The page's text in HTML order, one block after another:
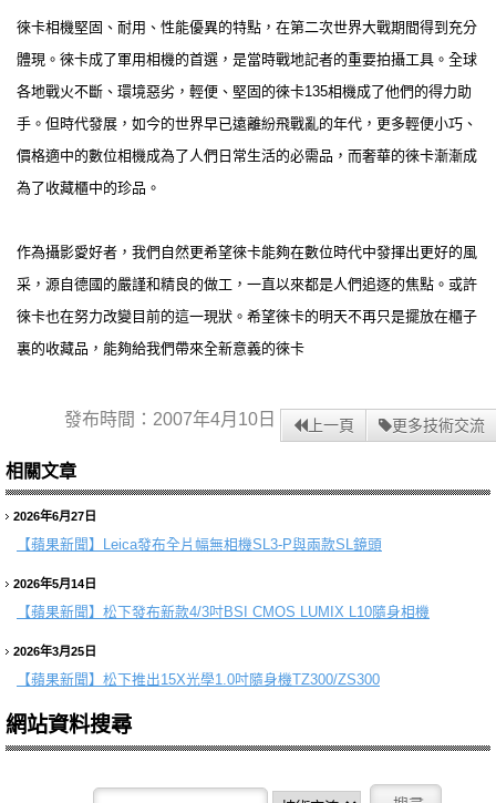
徠卡相機堅固、耐用、性能優異的特點，在第二次世界大戰期間得到充分
體現。徠卡成了軍用相機的首選，是當時戰地記者的重要拍攝工具。全球
各地戰火不斷、環境惡劣，輕便、堅固的徠卡135相機成了他們的得力助
手。但時代發展，如今的世界早已遠離紛飛戰亂的年代，更多輕便小巧、
價格適中的數位相機成為了人們日常生活的必需品，而奢華的徠卡漸漸成
為了收藏櫃中的珍品。
作為攝影愛好者，我們自然更希望徠卡能夠在數位時代中發揮出更好的風
采，源自德國的嚴謹和精良的做工，一直以來都是人們追逐的焦點。或許
徠卡也在努力改變目前的這一現狀。希望徠卡的明天不再只是擺放在櫃子
裏的收藏品，能夠給我們帶來全新意義的徠卡
發布時間：2007年4月10日 上一頁 更多技術交流
相關文章
2026年6月27日
【蘋果新聞】 Leica發布全片幅無相機SL3-P與兩款SL鏡頭
2026年5月14日
【蘋果新聞】 松下發布新款4/3吋BSI CMOS LUMIX L10隨身相機
2026年3月25日
【蘋果新聞】 松下推出15X光學1.0吋隨身機TZ300/ZS300
網站資料搜尋